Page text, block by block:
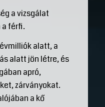
a vizsgálat
a férfi.
alatt, a
alatt jön létre, és
apró,
zárványokat.
a kő